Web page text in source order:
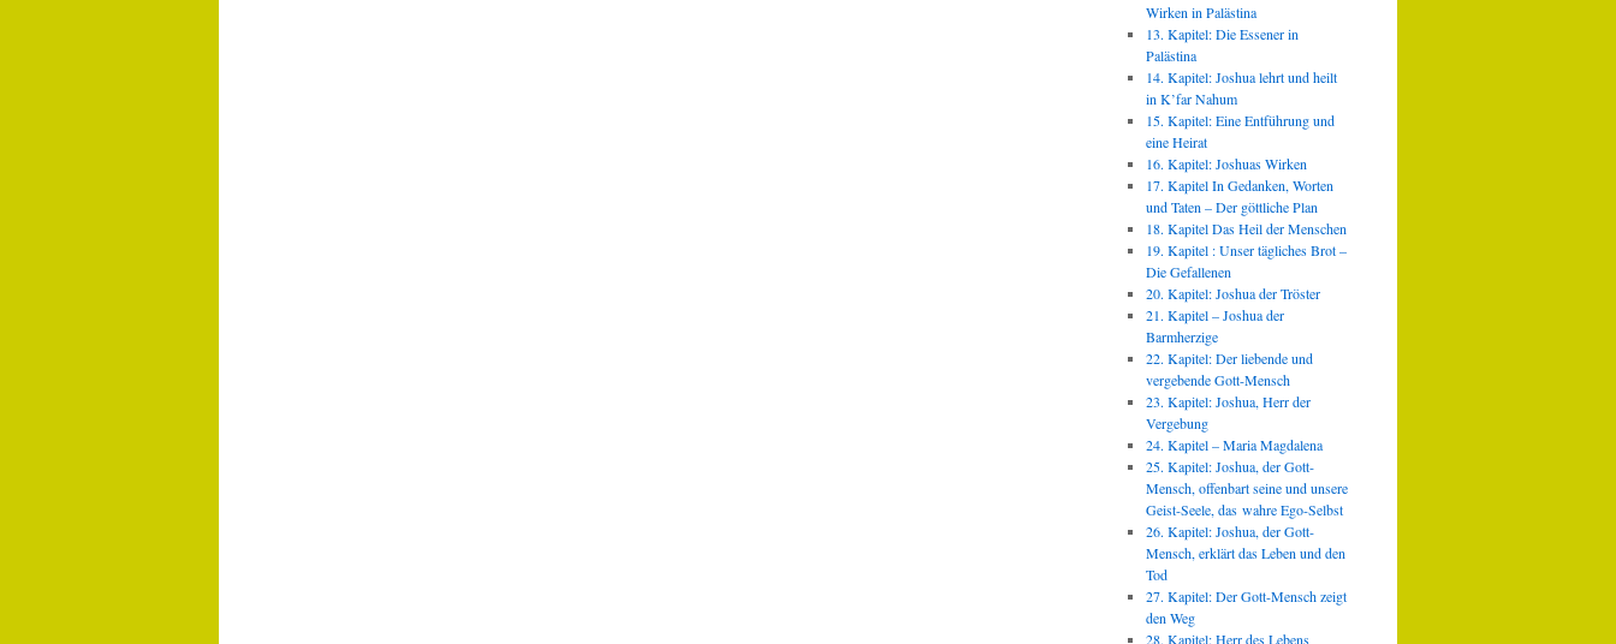
Wirken in Palästina
13. Kapitel: Die Essener in
Palästina
14. Kapitel: Joshua lehrt und heilt
in K’far Nahum
15. Kapitel: Eine Entführung und
eine Heirat
16. Kapitel: Joshuas Wirken
17. Kapitel In Gedanken, Worten
und Taten – Der göttliche Plan
18. Kapitel Das Heil der Menschen
19. Kapitel : Unser tägliches Brot –
Die Gefallenen
20. Kapitel: Joshua der Tröster
21. Kapitel – Joshua der
Barmherzige
22. Kapitel: Der liebende und
vergebende Gott-Mensch
23. Kapitel: Joshua, Herr der
Vergebung
24. Kapitel – Maria Magdalena
25. Kapitel: Joshua, der Gott-
Mensch, offenbart seine und unsere
Geist-Seele, das wahre Ego-Selbst
26. Kapitel: Joshua, der Gott-
Mensch, erklärt das Leben und den
Tod
27. Kapitel: Der Gott-Mensch zeigt
den Weg
28. Kapitel: Herr des Lebens